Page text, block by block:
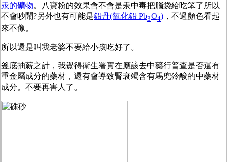
汞的礦物。八寶粉的效果會不會是汞中毒把腦袋給吃笨了所以
不會吵鬧?另外也有可能是鉛丹(氧化鉛 Pb3O4) ，不過顏色看起
來不像。
所以還是叫我老婆不要給小孩吃好了。
釜底抽薪之計，我覺得衛生署實在應該去中藥行普查是否還有
重金屬成分的藥材，還有會導致腎衰竭含有馬兜鈴酸的中藥材
成分。不要再害人了。